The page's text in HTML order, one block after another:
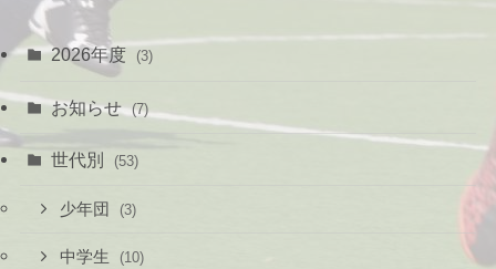
2026年度 (3)
お知らせ (7)
世代別 (53)
少年団 (3)
中学生 (10)